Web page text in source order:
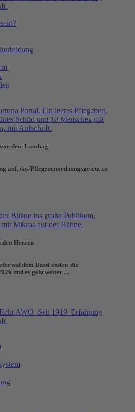
dem Landtag
auf, das Pflegeneuordnungsgesetz zu
den Herzen
auf dem Bassi endete die
und es geht weiter …